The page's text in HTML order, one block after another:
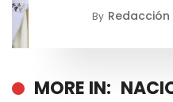
By Redacción
MORE IN: